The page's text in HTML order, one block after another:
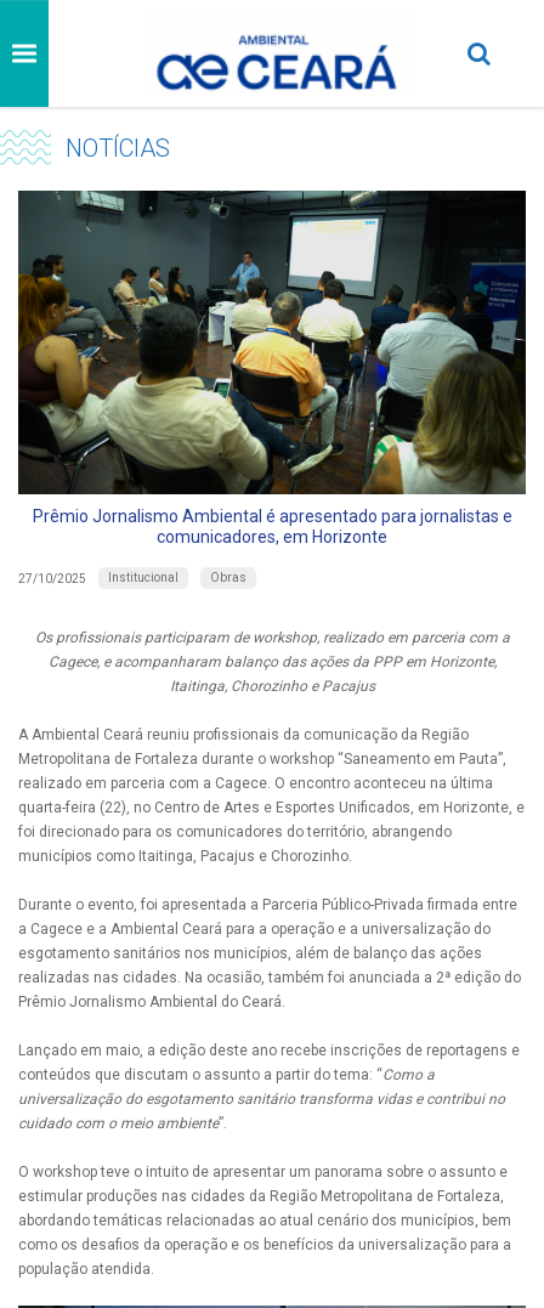
NOTÍCIAS
Prêmio Jornalismo Ambiental é apresentado para jornalistas e
comunicadores, em Horizonte
27/10/2025 Institucional Obras
Os profissionais participaram de workshop, realizado em parceria com a
Cagece, e acompanharam balanço das ações da PPP em Horizonte,
Itaitinga, Chorozinho e Pacajus
A Ambiental Ceará reuniu profissionais da comunicação da Região
Metropolitana de Fortaleza durante o workshop “Saneamento em Pauta”,
realizado em parceria com a Cagece. O encontro aconteceu na última
quarta-feira (22), no Centro de Artes e Esportes Unificados, em Horizonte, e
foi direcionado para os comunicadores do território, abrangendo
municípios como Itaitinga, Pacajus e Chorozinho.
Durante o evento, foi apresentada a Parceria Público-Privada firmada entre
a Cagece e a Ambiental Ceará para a operação e a universalização do
esgotamento sanitários nos municípios, além de balanço das ações
realizadas nas cidades. Na ocasião, também foi anunciada a 2ª edição do
Prêmio Jornalismo Ambiental do Ceará.
Lançado em maio, a edição deste ano recebe inscrições de reportagens e
conteúdos que discutam o assunto a partir do tema: “Como a
universalização do esgotamento sanitário transforma vidas e contribui no
cuidado com o meio ambiente”.
O workshop teve o intuito de apresentar um panorama sobre o assunto e
estimular produções nas cidades da Região Metropolitana de Fortaleza,
abordando temáticas relacionadas ao atual cenário dos municípios, bem
como os desafios da operação e os benefícios da universalização para a
população atendida.